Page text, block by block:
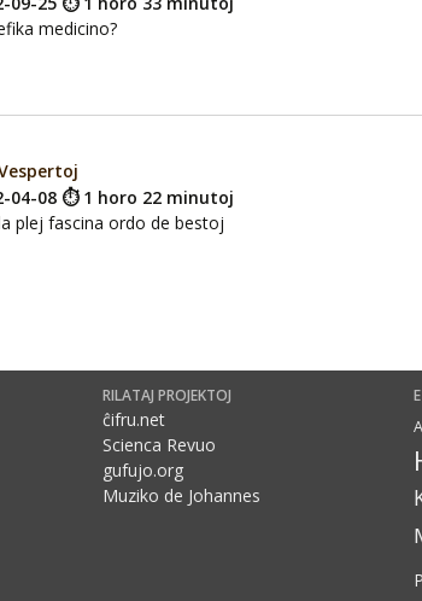
medicino?
04-08 ⏱ 1 horo 22 minutoj
plej fascina ordo de bestoj
RILATAJ PROJEKTOJ
ĉifru.net
Scienca Revuo
gufujo.org
Muziko de Johannes